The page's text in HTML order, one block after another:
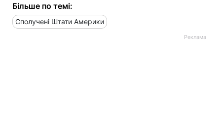
Більше по темі:
Сполучені Штати Америки